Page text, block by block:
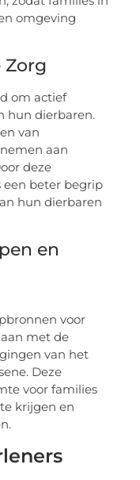
omgeving
Zorg
om actief
hun dierbaren.
van
aan
deze
beter begrip
hun dierbaren
en
voor
met de
van het
Deze
voor families
krijgen en